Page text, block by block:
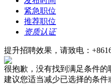
紧急职位
推荐职位
资质认证
提升招聘效果，请致电：
很抱歉，没有找到满足条件的
建议您适当减少已选择的条